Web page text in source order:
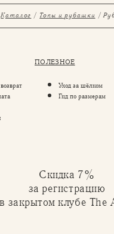
Каталог Топы и рубашки
ПОЛЕЗНОЕ
Уход за шёлком
Гид по размерам
Скидка 7%
за регистрацию
в закрытом клубе The